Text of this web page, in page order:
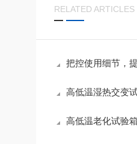
RELATED ARTICLES
把控使用细节，提升步入式高
高低温湿热交变试验箱的功
高低温老化试验箱的工作